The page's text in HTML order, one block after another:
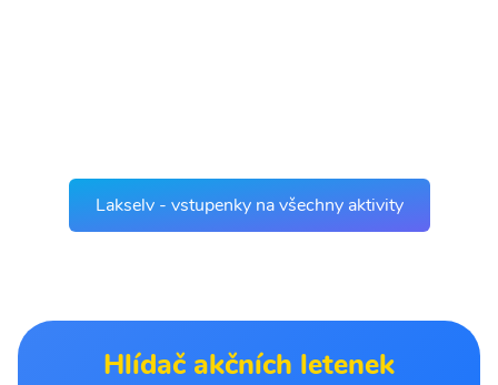
Lakselv - vstupenky na všechny aktivity
Hlídač akčních letenek